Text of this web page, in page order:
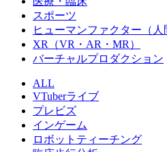
スポーツ
ヒューマンファクター（人
XR（VR・AR・MR）
バーチャルプロダクション
ALL
VTuberライブ
プレビズ
インゲーム
ロボットティーチング